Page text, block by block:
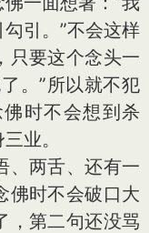
引。”不会这样
只要这个念头一
。”所以就不犯
时不会想到杀
业。
两舌、还有一
佛时不会破口大
，第二句还没骂